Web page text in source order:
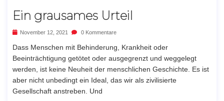
Ein grausames Urteil
November 12, 2021 0 Kommentare
Dass Menschen mit Behinderung, Krankheit oder
Beeinträchtigung getötet oder ausgegrenzt und weggelegt
werden, ist keine Neuheit der menschlichen Geschichte. Es ist
aber nicht unbedingt ein Ideal, das wir als zivilisierte
Gesellschaft anstreben. Und